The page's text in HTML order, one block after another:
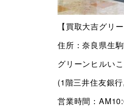
【買取大吉グリ
住所：奈良県生
グリーンヒルい
(1階三井住友銀
営業時間：